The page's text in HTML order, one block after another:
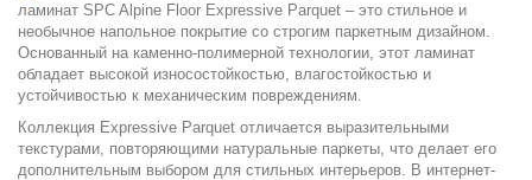
ламинат SPC Alpine Floor Expressive Parquet – это стильное и
необычное напольное покрытие со строгим паркетным дизайном.
Основанный на каменно-полимерной технологии, этот ламинат
обладает высокой износостойкостью, влагостойкостью и
устойчивостью к механическим повреждениям.
Коллекция Expressive Parquet отличается выразительными
текстурами, повторяющими натуральные паркеты, что делает его
дополнительным выбором для стильных интерьеров. В интернет-